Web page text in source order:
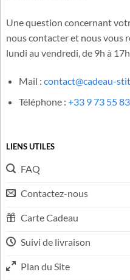
LIENS UTILES
FAQ
Contactez-nous
Carte Cadeau
Suivi de livraison
Plan du Site
Une question concernant
nous contacter et nous vous
lundi au vendredi, de 9h à
Mail : contact@cadeau-
Téléphone : +33 9 73 55